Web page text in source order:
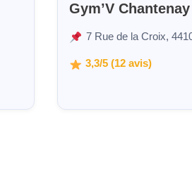
Gym’V Chantenay
7 Rue de la Croix,
3,3/5 (12 avis)